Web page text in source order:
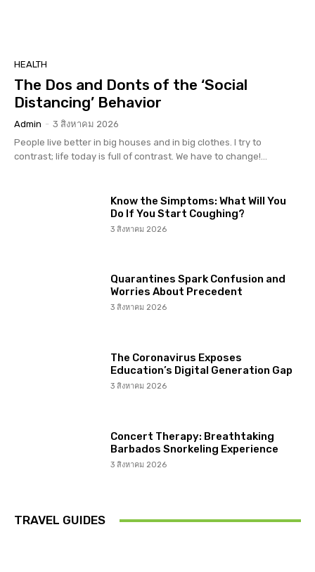
HEALTH
The Dos and Donts of the ‘Social
Distancing’ Behavior
Admin - 3 สิงหาคม 2026
People live better in big houses and in big clothes. I try to
contrast; life today is full of contrast. We have to change!...
Know the Simptoms: What Will You
Do If You Start Coughing?
3 สิงหาคม 2026
Quarantines Spark Confusion and
Worries About Precedent
3 สิงหาคม 2026
The Coronavirus Exposes
Education’s Digital Generation Gap
3 สิงหาคม 2026
Concert Therapy: Breathtaking
Barbados Snorkeling Experience
3 สิงหาคม 2026
TRAVEL GUIDES